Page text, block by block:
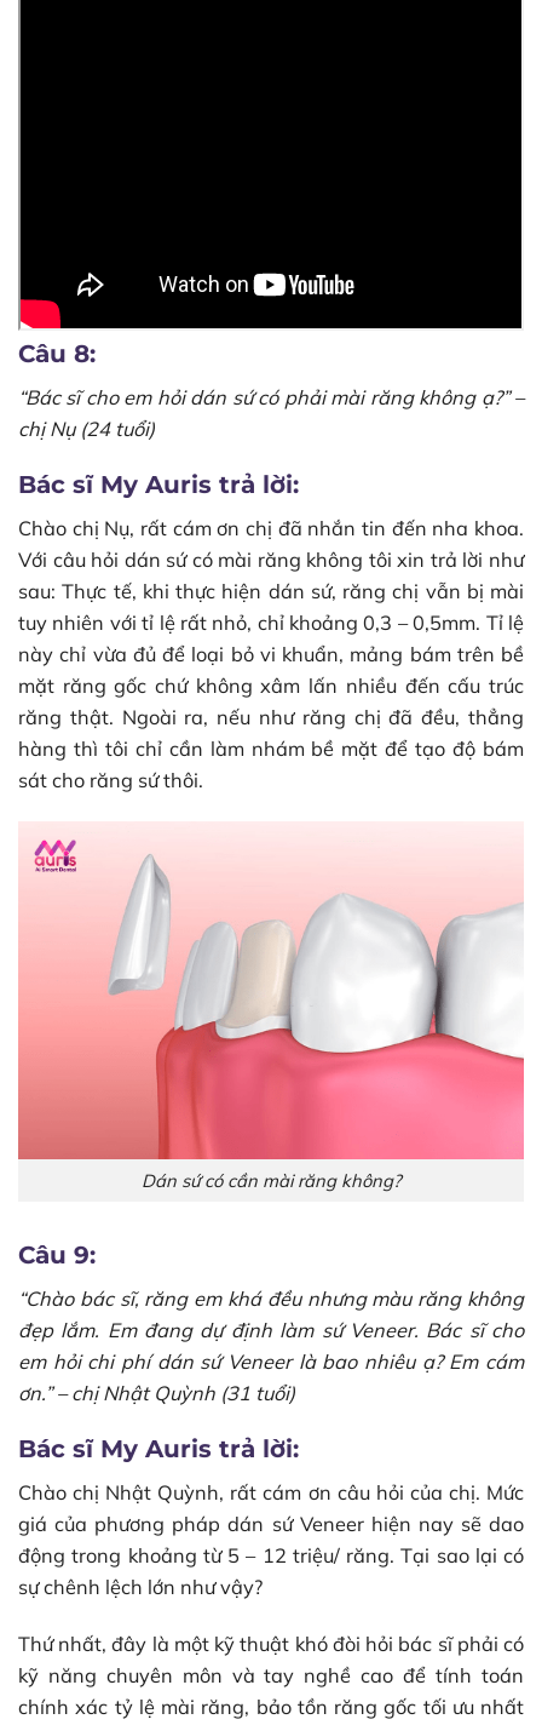
Câu 8:
“Bác sĩ cho em hỏi dán sứ có phải mài răng không ạ?” –
chị Nụ (24 tuổi)
Bác sĩ My Auris trả lời:
Chào chị Nụ, rất cám ơn chị đã nhắn tin đến nha khoa.
Với câu hỏi dán sứ có mài răng không tôi xin trả lời như
sau: Thực tế, khi thực hiện dán sứ, răng chị vẫn bị mài
tuy nhiên với tỉ lệ rất nhỏ, chỉ khoảng 0,3 – 0,5mm. Tỉ lệ
này chỉ vừa đủ để loại bỏ vi khuẩn, mảng bám trên bề
mặt răng gốc chứ không xâm lấn nhiều đến cấu trúc
răng thật. Ngoài ra, nếu như răng chị đã đều, thẳng
hàng thì tôi chỉ cần làm nhám bề mặt để tạo độ bám
sát cho răng sứ thôi.
Dán sứ có cần mài răng không?
Câu 9:
“Chào bác sĩ, răng em khá đều nhưng màu răng không
đẹp lắm. Em đang dự định làm sứ Veneer. Bác sĩ cho
em hỏi chi phí dán sứ Veneer là bao nhiêu ạ? Em cám
ơn.” – chị Nhật Quỳnh (31 tuổi)
Bác sĩ My Auris trả lời:
Chào chị Nhật Quỳnh, rất cám ơn câu hỏi của chị. Mức
giá của phương pháp dán sứ Veneer hiện nay sẽ dao
động trong khoảng từ 5 – 12 triệu/ răng. Tại sao lại có
sự chênh lệch lớn như vậy?
Thứ nhất, đây là một kỹ thuật khó đòi hỏi bác sĩ phải có
kỹ năng chuyên môn và tay nghề cao để tính toán
chính xác tỷ lệ mài răng, bảo tồn răng gốc tối ưu nhất